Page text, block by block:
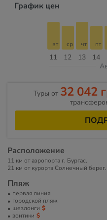
График цен
11
вт
12
ср
13
чт
14
пт
Туры от 32 042
Расположение
11 км от аэропорта г. Бургас.
21 км от курорта Солнечный берег.
Пляж
первая линия
городской пляж
шезлонги
зонтики